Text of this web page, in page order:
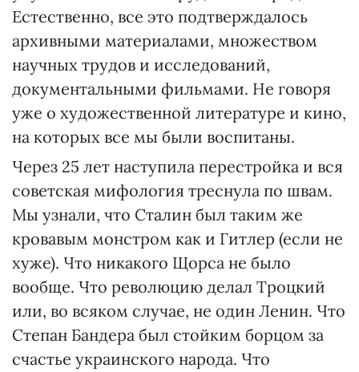
Естественно, все это подтверждалось
архивными материалами, множеством
научных трудов и исследований,
документальными фильмами. Не говоря
уже о художественной литературе и кино,
на которых все мы были воспитаны.
Через 25 лет наступила перестройка и вся
советская мифология треснула по швам.
Мы узнали, что Сталин был таким же
кровавым монстром как и Гитлер (если не
хуже). Что никакого Щорса не было
вообще. Что революцию делал Троцкий
или, во всяком случае, не один Ленин. Что
Степан Бандера был стойким борцом за
счастье украинского народа. Что